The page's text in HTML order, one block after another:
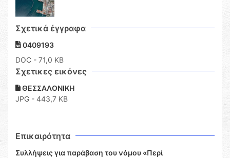
Σχετικά έγγραφα
0409193
DOC - 71,0 KB
Σχετικες εικόνες
ΘΕΣΣΑΛΟΝΙΚΗ
JPG - 443,7 KB
Επικαιρότητα
Συλλήψεις για παράβαση του νόμου «Περί